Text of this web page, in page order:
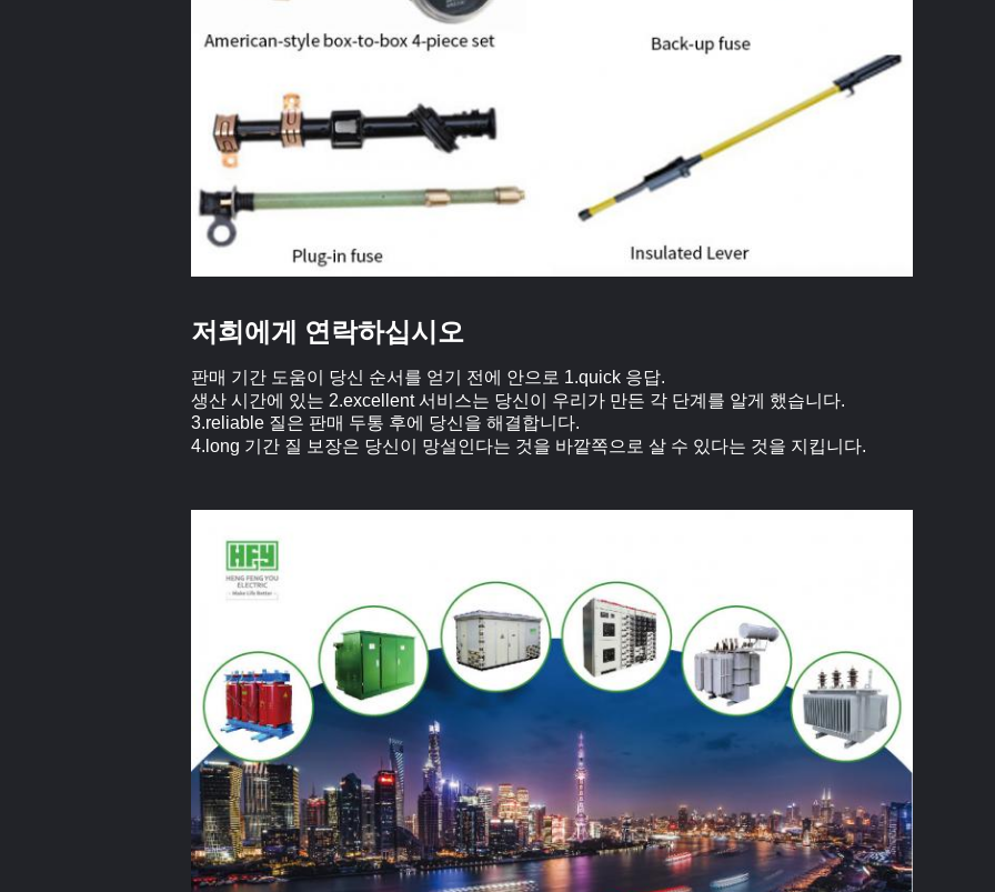
저희에게 연락하십시오
판매 기간 도움이 당신 순서를 얻기 전에 안으로 1.quick 응답.
생산 시간에 있는 2.excellent 서비스는 당신이 우리가 만든 각 단계를 알게 했습니다.
3.reliable 질은 판매 두통 후에 당신을 해결합니다.
4.long 기간 질 보장은 당신이 망설인다는 것을 바깥쪽으로 살 수 있다는 것을 지킵니다.